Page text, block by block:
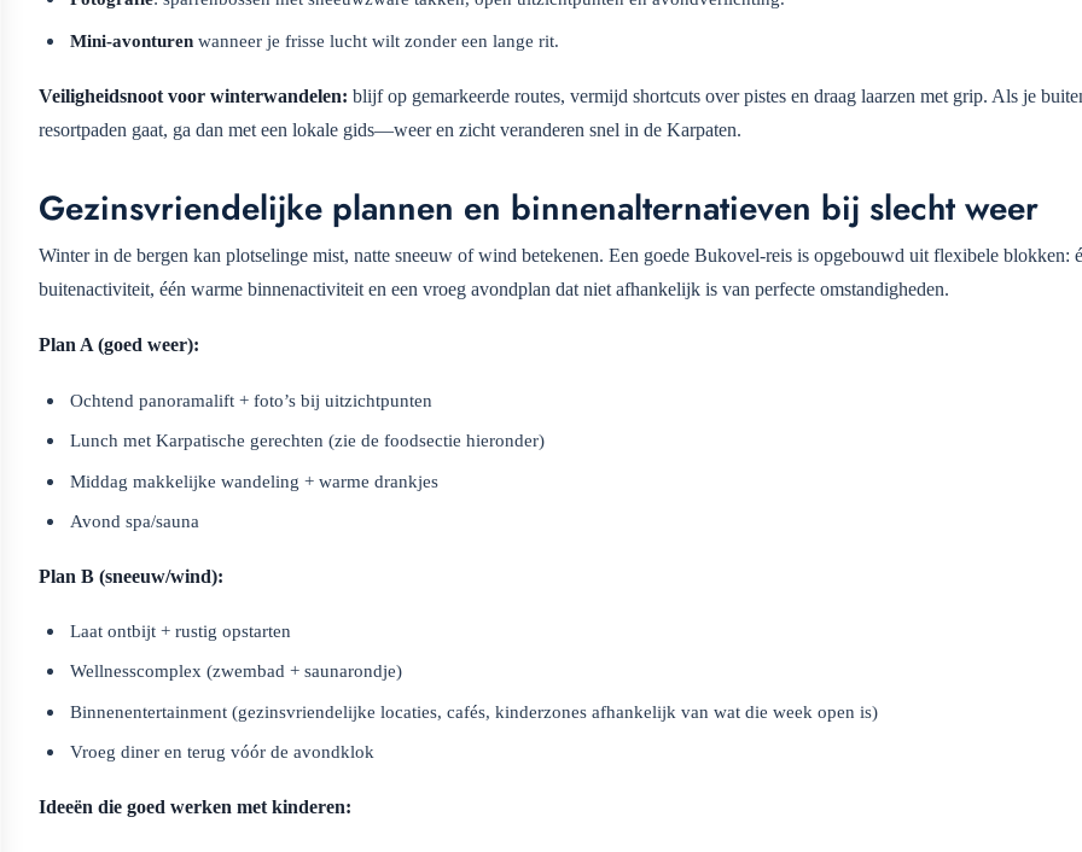
Mini-avonturen wanneer je frisse lucht wilt zonder een lange rit.
Veiligheidsnoot voor winterwandelen: blijf op gemarkeerde routes, vermijd shortcuts over pistes en draag laarzen met grip. Als je
resortpaden gaat, ga dan met een lokale gids—weer en zicht veranderen snel in de Karpaten.
Gezinsvriendelijke plannen en binnenalternatieven bij slecht weer
Winter in de bergen kan plotselinge mist, natte sneeuw of wind betekenen. Een goede Bukovel-reis is opgebouwd uit flexibele blokken:
buitenactiviteit, één warme binnenactiviteit en een vroeg avondplan dat niet afhankelijk is van perfecte omstandigheden.
Plan A (goed weer):
Ochtend panoramalift + foto’s bij uitzichtpunten
Lunch met Karpatische gerechten (zie de foodsectie hieronder)
Middag makkelijke wandeling + warme drankjes
Avond spa/sauna
Plan B (sneeuw/wind):
Laat ontbijt + rustig opstarten
Wellnesscomplex (zwembad + saunarondje)
Binnenentertainment (gezinsvriendelijke locaties, cafés, kinderzones afhankelijk van wat die week open is)
Vroeg diner en terug vóór de avondklok
Ideeën die goed werken met kinderen: